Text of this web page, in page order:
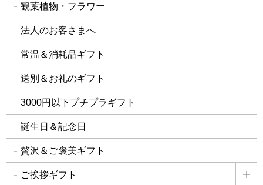
観葉植物・フラワー
法人のお客さまへ
常温＆消耗品ギフト
送別＆お礼のギフト
3000円以下プチプラギフト
誕生日＆記念日
贅沢＆ご褒美ギフト
ご挨拶ギフト 詳